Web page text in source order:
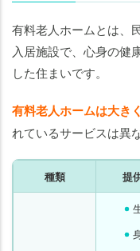
有料老人ホームとは、
入居施設で、心身の健
した住まいです。
有料老人ホームは大き
れているサービスは異
種類 提